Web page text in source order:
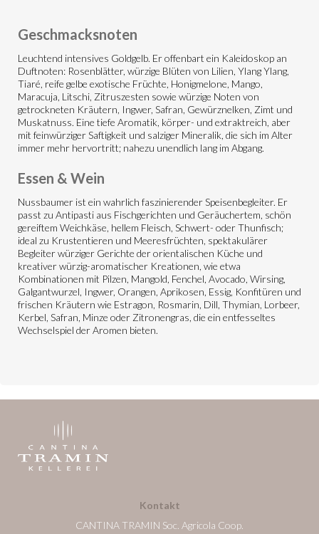
Geschmacksnoten
Leuchtend intensives Goldgelb. Er offenbart ein Kaleidoskop an
Duftnoten: Rosenblätter, würzige Blüten von Lilien, Ylang Ylang,
Tiaré, reife gelbe exotische Früchte, Honigmelone, Mango,
Maracuja, Litschi, Zitruszesten sowie würzige Noten von
getrockneten Kräutern, Ingwer, Safran, Gewürznelken, Zimt und
Muskatnuss. Eine tiefe Aromatik, körper- und extraktreich, aber
mit feinwürziger Saftigkeit und salziger Mineralik, die sich im Alter
immer mehr hervortritt; nahezu unendlich lang im Abgang.
Essen & Wein
Nussbaumer ist ein wahrlich faszinierender Speisenbegleiter. Er
passt zu Antipasti aus Fischgerichten und Geräuchertem, schön
gereiftem Weichkäse, hellem Fleisch, Schwert- oder Thunfisch;
ideal zu Krustentieren und Meeresfrüchten, spektakulärer
Begleiter würziger Gerichte der orientalischen Küche und
kreativer würzig-aromatischer Kreationen, wie etwa
Kombinationen mit Pilzen, Mangold, Fenchel, Avocado, Wirsing,
Galgantwurzel, Ingwer, Orangen, Aprikosen, Essig, Konfitüren und
frischen Kräutern wie Estragon, Rosmarin, Dill, Thymian, Lorbeer,
Kerbel, Safran, Minze oder Zitronengras, die ein entfesseltes
Wechselspiel der Aromen bieten.
Kontakt
CANTINA TRAMIN Soc. Agricola Coop.